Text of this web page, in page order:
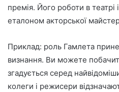
премія. Його роботи в театрі
еталоном акторської
Приклад: роль Гамлета
визнання. Ви можете
згадується серед
колеги і режисери